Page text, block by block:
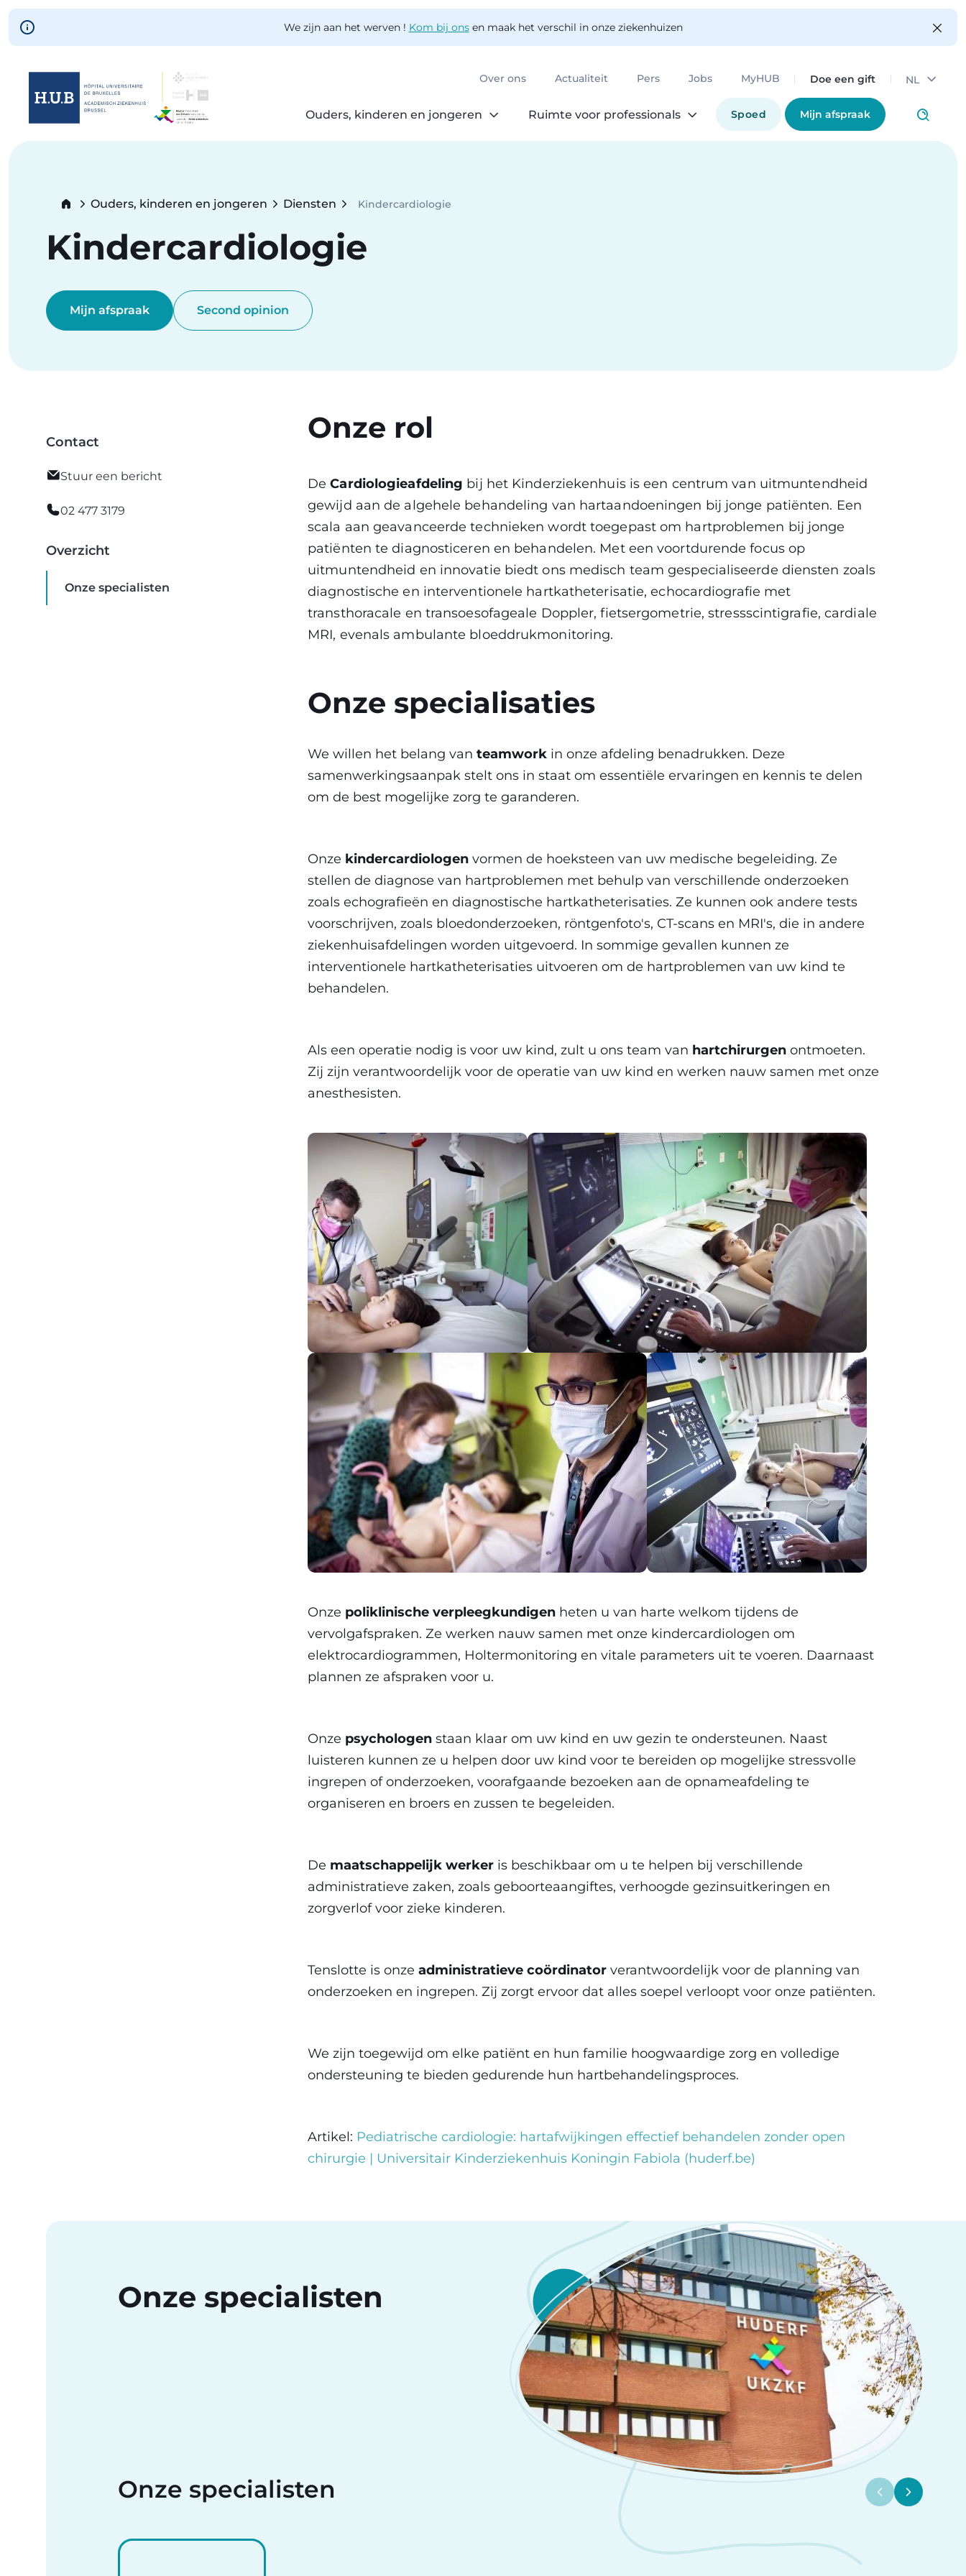
Skip to main content
We zijn aan het werven ! Kom bij onsen maak het verschil in onze ziekenhuizen
Over ons Actualiteit Pers Jobs MyHUB Doe een gift NL
Ouders, kinderen en jongeren Ruimte voor professionals Spoed Mijn afspraak
Skip
Breadcrumb
Ouders, kinderen en jongeren Diensten Kindercardiologie
Kindercardiologie
Mijn afspraak Second opinion
Contact
Stuur een bericht
02 477 3179
Overzicht
Onze specialisten
Onze rol
DeCardiologieafdeling bij het Kinderziekenhuis is een centrum van uitmuntendheid
gewijd aan de algehele behandeling van hartaandoeningen bij jonge patiënten. Een
scala aan geavanceerde technieken wordt toegepast om hartproblemen bij jonge
patiënten te diagnosticeren en behandelen. Met een voortdurende focus op
uitmuntendheid en innovatie biedt ons medisch team gespecialiseerde diensten zoals
diagnostische en interventionele hartkatheterisatie, echocardiografie met
transthoracale en transoesofageale Doppler, fietsergometrie, stressscintigrafie, cardiale
MRI, evenals ambulante bloeddrukmonitoring.
Onze specialisaties
We willen het belang van teamwork in onze afdeling benadrukken. Deze
samenwerkingsaanpak stelt ons in staat om essentiële ervaringen en kennis te delen
om de best mogelijke zorg te garanderen.
Onze kindercardiologen vormen de hoeksteen van uw medische begeleiding. Ze
stellen de diagnose van hartproblemen met behulp van verschillende onderzoeken
zoals echografieën en diagnostische hartkatheterisaties. Ze kunnen ook andere tests
voorschrijven, zoals bloedonderzoeken, röntgenfoto's, CT-scans en MRI's, die in andere
ziekenhuisafdelingen worden uitgevoerd. In sommige gevallen kunnen ze
interventionele hartkatheterisaties uitvoeren om de hartproblemen van uw kind te
behandelen.
Als een operatie nodig is voor uw kind, zult u ons team van hartchirurgen ontmoeten.
Zij zijn verantwoordelijk voor de operatie van uw kind en werken nauw samen met onze
anesthesisten.
Onze poliklinische verpleegkundigen heten u van harte welkom tijdens de
vervolgafspraken. Ze werken nauw samen met onze kindercardiologen om
elektrocardiogrammen, Holtermonitoring en vitale parameters uit te voeren. Daarnaast
plannen ze afspraken voor u.
Onze psychologen staan klaar om uw kind en uw gezin te ondersteunen. Naast
luisteren kunnen ze u helpen door uw kind voor te bereiden op mogelijke stressvolle
ingrepen of onderzoeken, voorafgaande bezoeken aan de opnameafdeling te
organiseren en broers en zussen te begeleiden.
De maatschappelijk werker is beschikbaar om u te helpen bij verschillende
administratieve zaken, zoals geboorteaangiftes, verhoogde gezinsuitkeringen en
zorgverlof voor zieke kinderen.
Tenslotte is onze administratieve coördinator verantwoordelijk voor de planning van
onderzoeken en ingrepen. Zij zorgt ervoor dat alles soepel verloopt voor onze patiënten.
We zijn toegewijd om elke patiënt en hun familie hoogwaardige zorg en volledige
ondersteuning te bieden gedurende hun hartbehandelingsproces.
Artikel: Pediatrische cardiologie: hartafwijkingen effectief behandelen zonder open
chirurgie | Universitair Kinderziekenhuis Koningin Fabiola (huderf.be)
Onze specialisten
Onze specialisten